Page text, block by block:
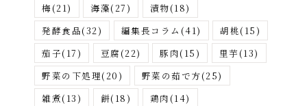
梅(21) 海藻(27) 漬物(18)
発酵食品(32) 編集長コラム (41) 胡桃(15)
茄子(17) 豆腐(22) 豚肉(15) 里芋(13)
野菜の下処理(20) 野菜の茹で方(25)
雑煮(13) 餅(18) 鶏肉(14)